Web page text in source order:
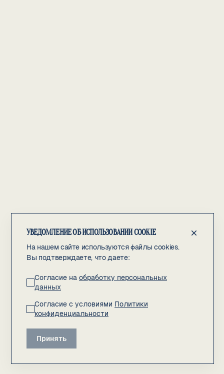
УВЕДОМЛЕНИЕ ОБ ИСПОЛЬЗОВАНИИ COOKIE
На нашем сайте используются файлы cookies.
Вы подтверждаете, что даете:
Согласие на обработку персональных
данных
Согласие с условиями Политики
конфиденциальности
Принять